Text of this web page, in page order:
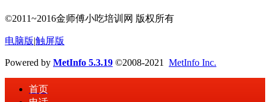
©2011~2016金师傅小吃培训网 版权所有
电脑版|触屏版
Powered by MetInfo 5.3.19 ©2008-2021 MetInfo Inc.
首页